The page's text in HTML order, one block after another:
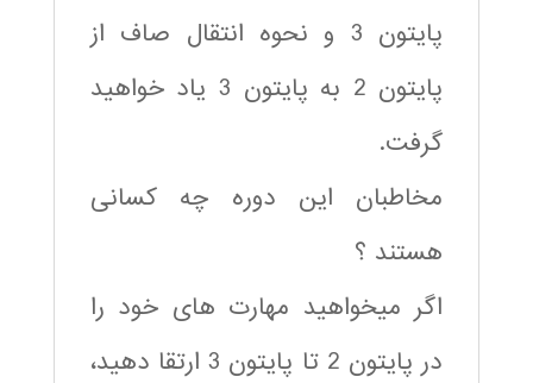
پایتون 3 و نحوه انتقال صاف از
پایتون 2 به پایتون 3 یاد خواهید
گرفت.
مخاطبان این دوره چه کسانی
هستند ؟
اگر میخواهید مهارت های خود را
در پایتون 2 تا پایتون 3 ارتقا دهید،